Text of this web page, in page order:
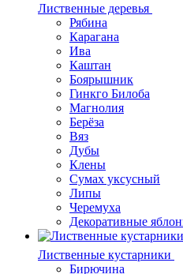
Лиственные деревья
Рябина
Карагана
Ива
Каштан
Боярышник
Гинкго Билоба
Магнолия
Берёза
Вяз
Дубы
Клены
Сумах уксусный
Липы
Черемуха
Декоративные
Лиственные кустарники
Бирючина